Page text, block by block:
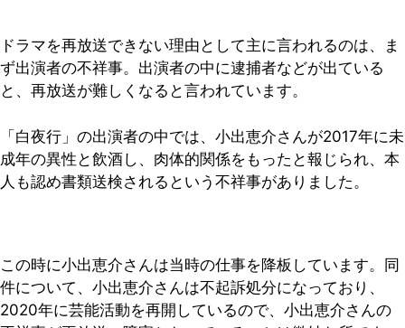
ドラマを再放送できない理由として主に言われるのは、ま
ず出演者の不祥事。出演者の中に逮捕者などが出ている
と、再放送が難しくなると言われています。
「白夜行」の出演者の中では、小出恵介さんが2017年に未
成年の異性と飲酒し、肉体的関係をもったと報じられ、本
人も認め書類送検されるという不祥事がありました。
この時に小出恵介さんは当時の仕事を降板しています。同
件について、小出恵介さんは不起訴処分になっており、
2020年に芸能活動を再開しているので、小出恵介さんの